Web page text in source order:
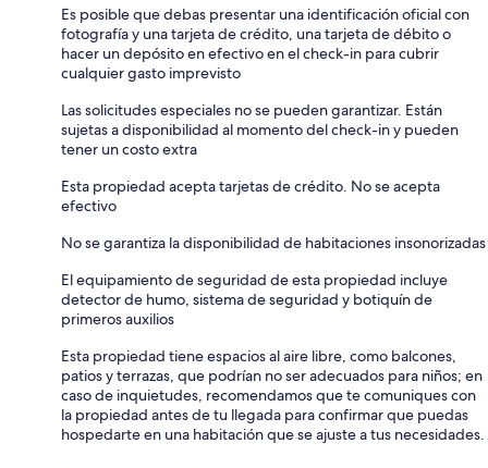
Es posible que debas presentar una identificación oficial con
fotografía y una tarjeta de crédito, una tarjeta de débito o
hacer un depósito en efectivo en el check-in para cubrir
cualquier gasto imprevisto
Las solicitudes especiales no se pueden garantizar. Están
sujetas a disponibilidad al momento del check-in y pueden
tener un costo extra
Esta propiedad acepta tarjetas de crédito. No se acepta
efectivo
No se garantiza la disponibilidad de habitaciones insonorizadas
El equipamiento de seguridad de esta propiedad incluye
detector de humo, sistema de seguridad y botiquín de
primeros auxilios
Esta propiedad tiene espacios al aire libre, como balcones,
patios y terrazas, que podrían no ser adecuados para niños; en
caso de inquietudes, recomendamos que te comuniques con
la propiedad antes de tu llegada para confirmar que puedas
hospedarte en una habitación que se ajuste a tus necesidades.